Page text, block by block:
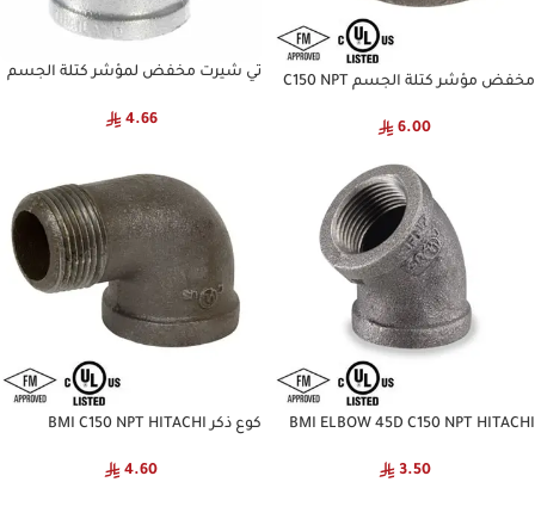
مخفض مؤشر كتلة الجسم C150 NPT
6.00
تي شيرت مخفض لمؤشر كتلة الجسم
4.66
BMI ELBOW 45D C150 NPT HITACHI
3.50
كوع ذكر BMI C150 NPT HITACHI
4.60